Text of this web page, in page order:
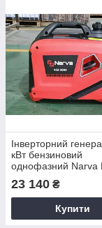
Інверторний
кВт бензиновий
однофазний Narva
23 140 ₴
Купити